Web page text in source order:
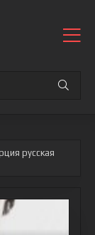
русская